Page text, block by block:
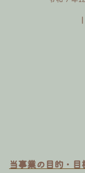
当事業の目的・目